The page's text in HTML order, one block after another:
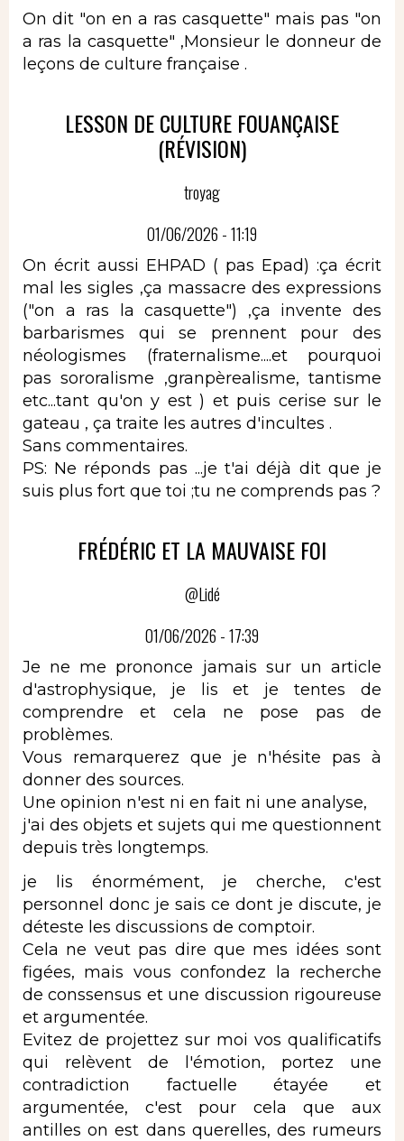
On dit "on en a ras casquette" mais pas "on
a ras la casquette" ,Monsieur le donneur de
leçons de culture française .
LESSON DE CULTURE FOUANÇAISE
(RÉVISION)
troyag
01/06/2026 - 11:19
On écrit aussi EHPAD ( pas Epad) :ça écrit
mal les sigles ,ça massacre des expressions
("on a ras la casquette") ,ça invente des
barbarismes qui se prennent pour des
néologismes (fraternalisme....et pourquoi
pas sororalisme ,granpèrealisme, tantisme
etc...tant qu'on y est ) et puis cerise sur le
gateau , ça traite les autres d'incultes .
Sans commentaires.
PS: Ne réponds pas ...je t'ai déjà dit que je
suis plus fort que toi ;tu ne comprends pas ?
FRÉDÉRIC ET LA MAUVAISE FOI
@Lidé
01/06/2026 - 17:39
Je ne me prononce jamais sur un article
d'astrophysique, je lis et je tentes de
comprendre et cela ne pose pas de
problèmes.
Vous remarquerez que je n'hésite pas à
donner des sources.
Une opinion n'est ni en fait ni une analyse,
j'ai des objets et sujets qui me questionnent
depuis très longtemps.
je lis énormément, je cherche, c'est
personnel donc je sais ce dont je discute, je
déteste les discussions de comptoir.
Cela ne veut pas dire que mes idées sont
figées, mais vous confondez la recherche
de conssensus et une discussion rigoureuse
et argumentée.
Evitez de projettez sur moi vos qualificatifs
qui relèvent de l'émotion, portez une
contradiction factuelle étayée et
argumentée, c'est pour cela que aux
antilles on est dans querelles, des rumeurs